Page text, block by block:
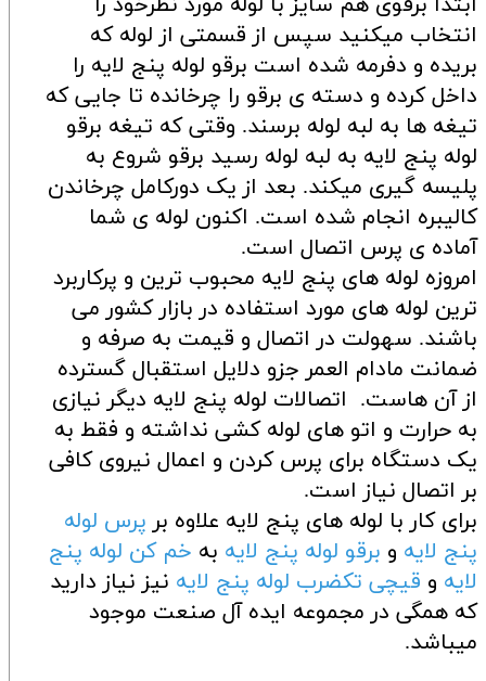
انتخاب میکنید سپس از قسمتی از لوله که
بریده و دفرمه شده است برقو لوله پنج لایه را
داخل کرده و دسته ی برقو را چرخانده تا جایی که
تیغه ها به لبه لوله برسند. وقتی که تیغه برقو
لوله پنج لایه به لبه لوله رسید برقو شروع به
پلیسه گیری میکند. بعد از یک دورکامل چرخاندن
کالیبره انجام شده است. اکنون لوله ی شما
آماده ی پرس اتصال است.
امروزه لوله های پنج لایه محبوب ترین و پرکاربرد
ترین لوله های مورد استفاده در بازار کشور می
باشند. سهولت در اتصال و قیمت به صرفه و
ضمانت مادام العمر جزو دلایل استقبال گسترده
از آن هاست. اتصالات لوله پنج لایه دیگر نیازی
به حرارت و اتو های لوله کشی نداشته و فقط به
یک دستگاه برای پرس کردن و اعمال نیروی کافی
بر اتصال نیاز است.
برای کار با لوله های پنج لایه علاوه بر پرس لوله
پنج لایه و برقو لوله پنج لایه به خم کن لوله پنج
لایه و قیچی تکضرب لوله پنج لایه نیز نیاز دارید
که همگی در مجموعه ایده آل صنعت موجود
میباشد.